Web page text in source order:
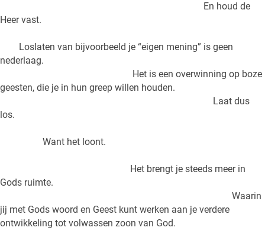
En houd de
Heer vast.
Loslaten van bijvoorbeeld je “eigen mening” is geen
nederlaag.
Het is een overwinning op boze
geesten, die je in hun greep willen houden.
Laat dus
los.
Want het loont.
Het brengt je steeds meer in
Gods ruimte.
Waarin
jij met Gods woord en Geest kunt werken aan je verdere
ontwikkeling tot volwassen zoon van God.